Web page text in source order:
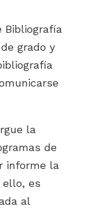
Bibliografía
grado y
la
de
informe la
ello, es
al